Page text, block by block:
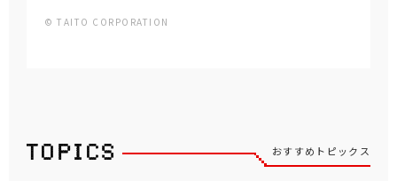
© TAITO CORPORATION
おすすめトピックス